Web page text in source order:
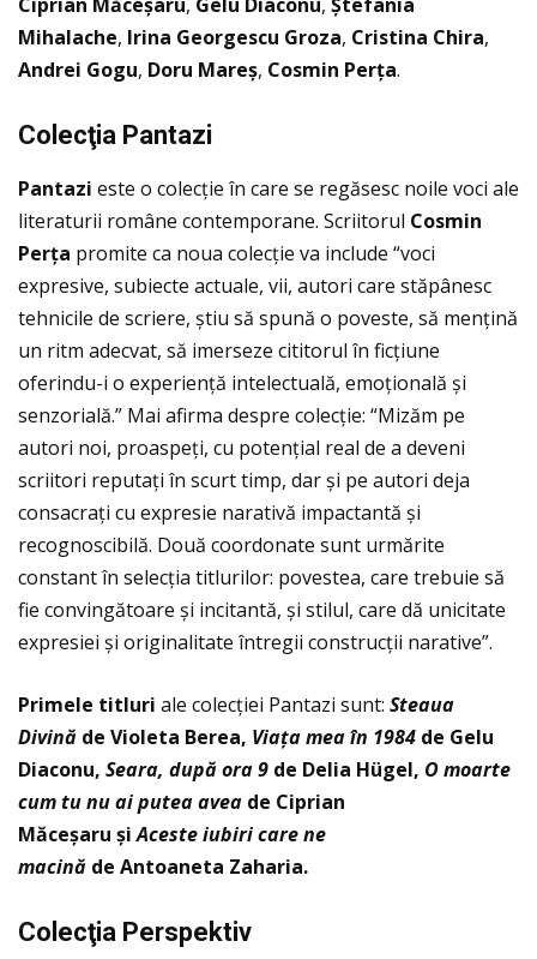
Mihalache, Irina Georgescu Groza, Cristina Chira,
Andrei Gogu, Doru Mareș, Cosmin Perța.
Colecţia Pantazi
Pantazi este o colecţie în care se regăsesc noile voci ale
literaturii române contemporane. Scriitorul Cosmin
Perţa promite ca noua colecţie va include “voci
expresive, subiecte actuale, vii, autori care stăpânesc
tehnicile de scriere, știu să spună o poveste, să mențină
un ritm adecvat, să imerseze cititorul în ficțiune
oferindu-i o experiență intelectuală, emoțională și
senzorială.” Mai afirma despre colecţie: “Mizăm pe
autori noi, proaspeți, cu potențial real de a deveni
scriitori reputați în scurt timp, dar și pe autori deja
consacrați cu expresie narativă impactantă și
recognoscibilă. Două coordonate sunt urmărite
constant în selecția titlurilor: povestea, care trebuie să
fie convingătoare și incitantă, și stilul, care dă unicitate
expresiei și originalitate întregii construcții narative”.
Primele titluri ale colecției Pantazi sunt: Steaua
Divină de Violeta Berea, Viața mea în 1984 de Gelu
Diaconu, Seara, după ora 9 de Delia Hügel, O moarte
cum tu nu ai putea avea de Ciprian
Măceșaru șiAceste iubiri care ne
macină de Antoaneta Zaharia.
Colecţia Perspektiv